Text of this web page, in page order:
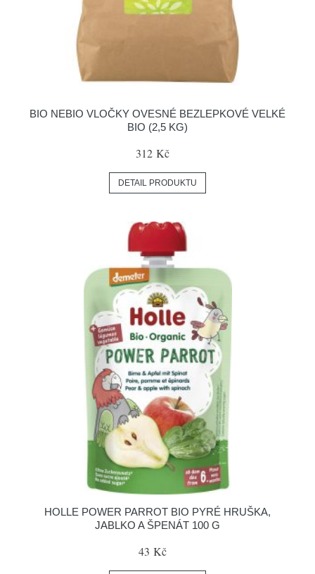
BIO NEBIO VLOČKY OVESNÉ BEZLEPKOVÉ VELKÉ
BIO (2,5 KG)
312 Kč
DETAIL PRODUKTU
HOLLE POWER PARROT BIO PYRÉ HRUŠKA,
JABLKO A ŠPENÁT 100 G
43 Kč